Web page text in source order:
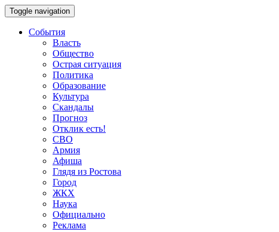
Toggle navigation
События
Власть
Общество
Острая ситуация
Политика
Образование
Культура
Скандалы
Прогноз
Отклик есть!
СВО
Армия
Афиша
Глядя из Ростова
Город
ЖКХ
Наука
Официально
Реклама